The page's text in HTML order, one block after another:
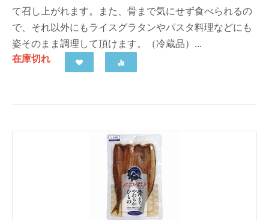
て召し上がれます。また、骨まで気にせず食べられるの
で、それ以外にもライスグラタンやパスタ料理などにも
姿そのまま調理して頂けます。（冷蔵品）...
在庫切れ